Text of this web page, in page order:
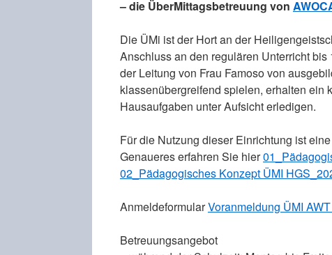
– die ÜberMittagsbetreuung von
Die ÜMi ist der Hort an der
Anschluss an den regulären Unterricht
der Leitung von Frau Famoso von
klassenübergreifend spielen, erhalten ein
Hausaufgaben unter Aufsicht erledigen.
Für die Nutzung dieser Einrichtung ist
Genaueres erfahren Sie hier
02_Pädagogisches Konzept ÜMI
AnmeldeformularVoranmeldung ÜMI
Betreuungsangebot